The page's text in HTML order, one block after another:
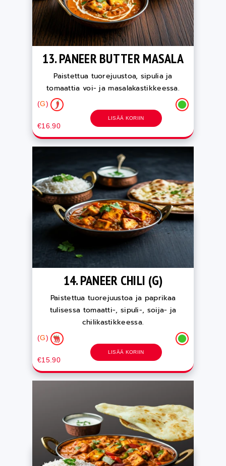
13. PANEER BUTTER MASALA
Paistettua tuorejuustoa, sipulia ja
tomaattia voi- ja masalakastikkeessa.
(G)
€16.90
LISÄÄ KORIIN
14. PANEER CHILI (G)
Paistettua tuorejuustoa ja paprikaa
tulisessa tomaatti-, sipuli-, soija- ja
chilikastikkeessa.
(G)
€15.90
LISÄÄ KORIIN